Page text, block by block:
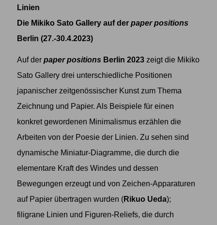
Linien
Die Mikiko Sato Gallery auf der paper positions
Berlin (27.-30.4.2023)
Auf der paper positions Berlin 2023 zeigt die Mikiko
Sato Gallery drei unterschiedliche Positionen
japanischer zeitgenössischer Kunst zum Thema
Zeichnung und Papier. Als Beispiele für einen
konkret gewordenen Minimalismus erzählen die
Arbeiten von der Poesie der Linien. Zu sehen sind
dynamische Miniatur-Diagramme, die durch die
elementare Kraft des Windes und dessen
Bewegungen erzeugt und von Zeichen-Apparaturen
auf Papier übertragen wurden (Rikuo Ueda);
filigrane Linien und Figuren-Reliefs, die durch